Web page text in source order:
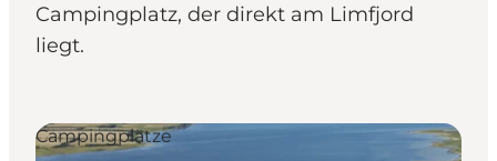
Campingplatz, der direkt am Limfjord
liegt.
Campingplätze